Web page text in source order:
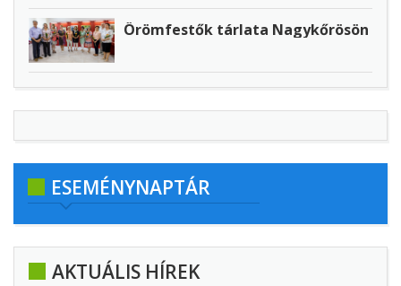
Örömfestők tárlata Nagykőrösön
ESEMÉNYNAPTÁR
AKTUÁLIS HÍREK